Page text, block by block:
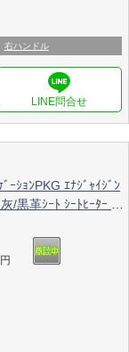
右ハンドル
ｼｮﾝPKG ｴﾅｼﾞｬｲｼﾞﾝ
/黒革ｼｰﾄ ｼｰﾄﾋｰﾀｰ ﾍﾞ
ﾁｬｰｼﾞﾝｸﾞ HUD